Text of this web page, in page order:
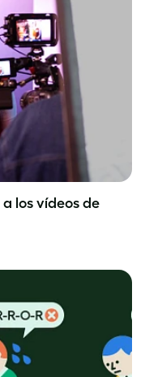
los vídeos de